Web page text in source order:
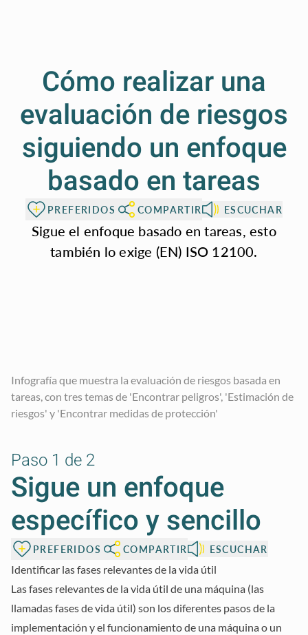
Cómo realizar una
evaluación de riesgos
siguiendo un enfoque
basado en tareas
PREFERIDOS COMPARTIR ESCUCHAR
Sigue el enfoque basado en tareas, esto
también lo exige (EN) ISO 12100.
Paso 1 de 2
Sigue un enfoque
específico y sencillo
PREFERIDOS COMPARTIR ESCUCHAR
Identificar las fases relevantes de la vida útil
Las fases relevantes de la vida útil de una máquina (las
llamadas fases de vida útil) son los diferentes pasos de la
implementación y el funcionamiento de una máquina o un
Infografía que muestra la evaluación de riesgos basada en
tareas, con tres temas de 'Encontrar peligros', 'Estimación de
riesgos' y 'Encontrar medidas de protección'